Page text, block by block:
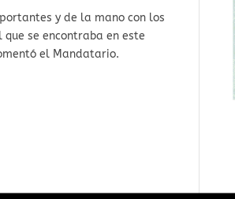
y de la mano con los
se encontraba en este
el Mandatario.